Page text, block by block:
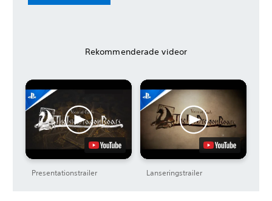
Rekommenderade videor
Presentationstrailer Lanseringstrailer